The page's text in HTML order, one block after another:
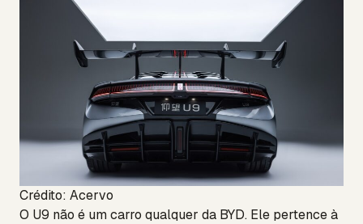
Crédito: Acervo
O U9 não é um carro qualquer da BYD. Ele pertence à